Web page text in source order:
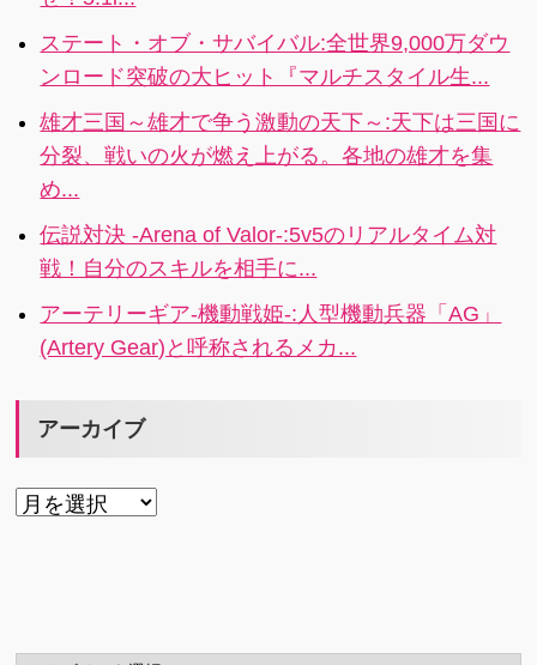
ょう！4.2s
基本無料でお
楽しみいただ
ける恋愛ゲー
ムアプリ 4i
ステート・オブ・サバイバル:全世界9,000万ダウ
ンロード突破の大ヒット『マルチスタイル生...
雄才三国～雄才で争う激動の天下～:天下は三国に
分裂、戦いの火が燃え上がる。各地の雄才を集
め...
伝説対決 -Arena of Valor-:5v5のリアルタイム対
戦！自分のスキルを相手に...
アーテリーギア-機動戦姫-:人型機動兵器「AG」
(Artery Gear)と呼称されるメカ...
アーカイブ
ア
カ